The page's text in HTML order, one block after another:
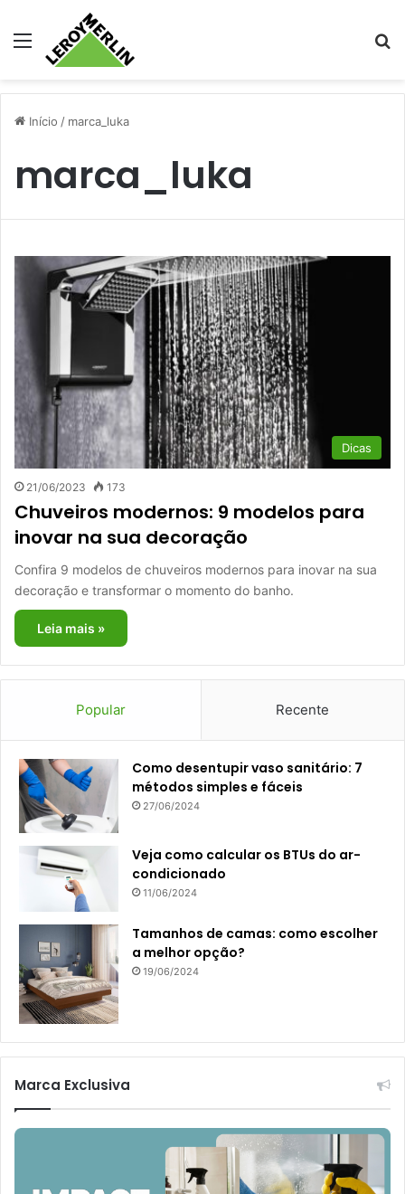
Menu
Início / marca_luka
marca_luka
Dicas
21/06/2023 173
Chuveiros modernos: 9 modelos para
inovar na sua decoração
Confira 9 modelos de chuveiros modernos para inovar na sua
decoração e transformar o momento do banho.
Leia mais »
Popular Recente
Como desentupir vaso sanitário: 7
métodos simples e fáceis
27/06/2024
Veja como calcular os BTUs do ar-
condicionado
11/06/2024
Tamanhos de camas: como escolher
a melhor opção?
19/06/2024
Marca Exclusiva